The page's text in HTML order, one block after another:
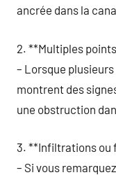
ancrée dans la
2. **Multiples
– Lorsque
montrent des
une obstruction
3. **Infiltrations ou
– Si vous